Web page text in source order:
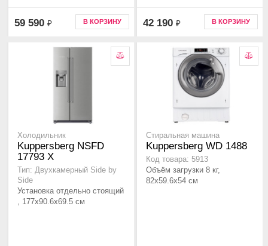
59 590 ₽ В КОРЗИНУ 42 190 ₽ В КОРЗИНУ
Холодильник
Kuppersberg NSFD
17793 X
Тип: Двухкамерный Side by
Side
Установка отдельно стоящий
, 177х90.6х69.5 см
Стиральная машина
Kuppersberg WD 1488
Код товара: 5913
Объём загрузки 8 кг,
82х59.6х54 см